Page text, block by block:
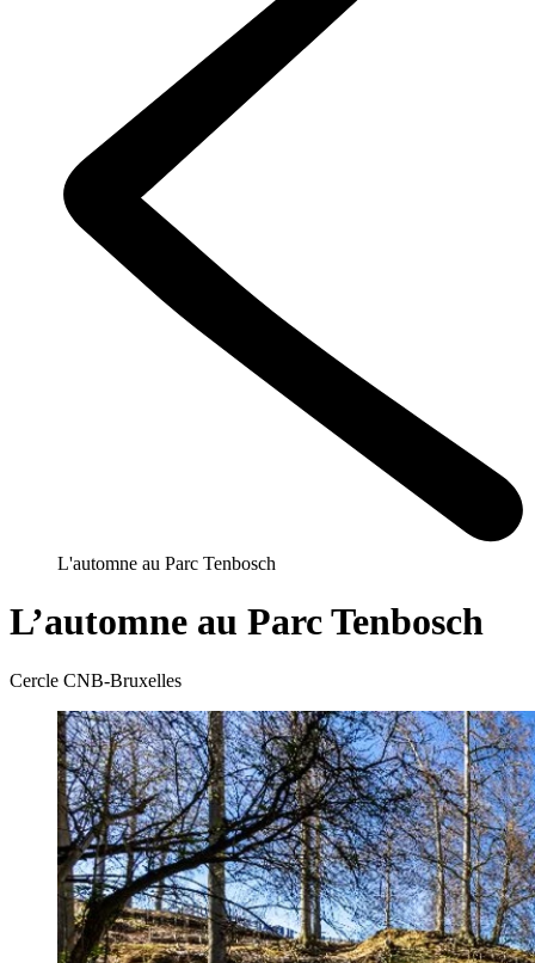
L'automne au Parc Tenbosch
L’automne au Parc Tenbosch
Cercle CNB-Bruxelles